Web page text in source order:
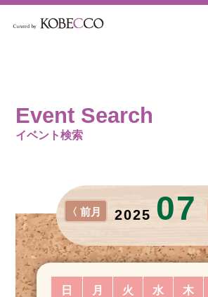
Event Search
イベント検索
2025 07
〈 前月
日 月 火 水 木